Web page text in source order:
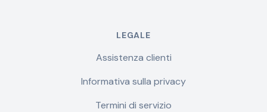
LEGALE
Assistenza clienti
Informativa sulla privacy
Termini di servizio